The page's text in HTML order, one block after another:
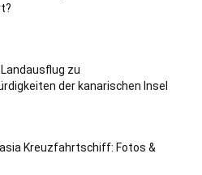
zu
der kanarischen Insel
Kreuzfahrtschiff: Fotos &